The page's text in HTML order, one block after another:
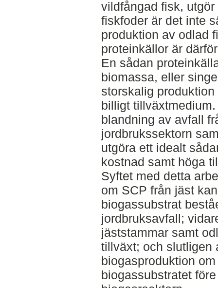
vildfångad fisk,
fiskfoder är det inte
produktion av odlad
proteinkällor är
En sådan
biomassa, eller
storskalig
billigt
blandning av avfall
jordbrukssektorn
utgöra ett idealt
kostnad samt höga
Syftet med detta
om SCP från jäst
biogassubstrat
jordbruksavfall;
jäststammar samt
tillväxt; och slutligen
biogasproduktion
biogassubstratet